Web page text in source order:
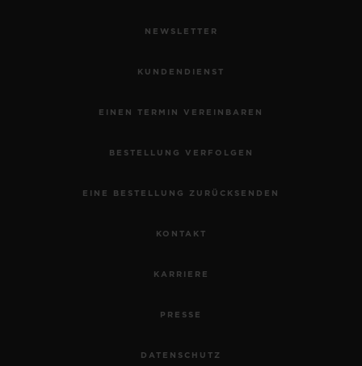
NEWSLETTER
KUNDENDIENST
EINEN TERMIN VEREINBAREN
BESTELLUNG VERFOLGEN
EINE BESTELLUNG ZURÜCKSENDEN
KONTAKT
KARRIERE
PRESSE
DATENSCHUTZ